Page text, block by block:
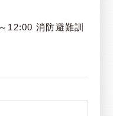
12:00 消防避難訓